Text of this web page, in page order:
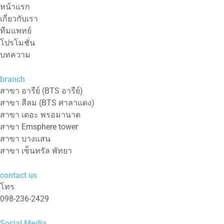
หน้าแรก
เกี่ยวกับเรา
ทีมแพทย์
โปรโมชั่น
บทความ
branch
สาขา อารีย์ (BTS อารีย์)
สาขา สีลม (BTS ศาลาแดง)
สาขา เดอะ พรอมานาด
สาขา Emsphere tower
สาขา บางแสน
สาขา เซ็นทรัล พัทยา
contact us
โทร
098-236-2429